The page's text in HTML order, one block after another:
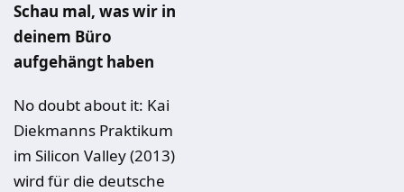
Schau mal, was wir in
deinem Büro
aufgehängt haben
No doubt about it: Kai
Diekmanns Praktikum
im Silicon Valley (2013)
wird für die deutsche